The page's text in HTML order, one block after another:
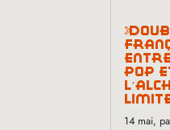
double
pop
14 mai,